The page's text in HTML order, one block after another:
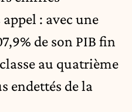
: avec une
de son PIB fin
au quatrième
endettés de la